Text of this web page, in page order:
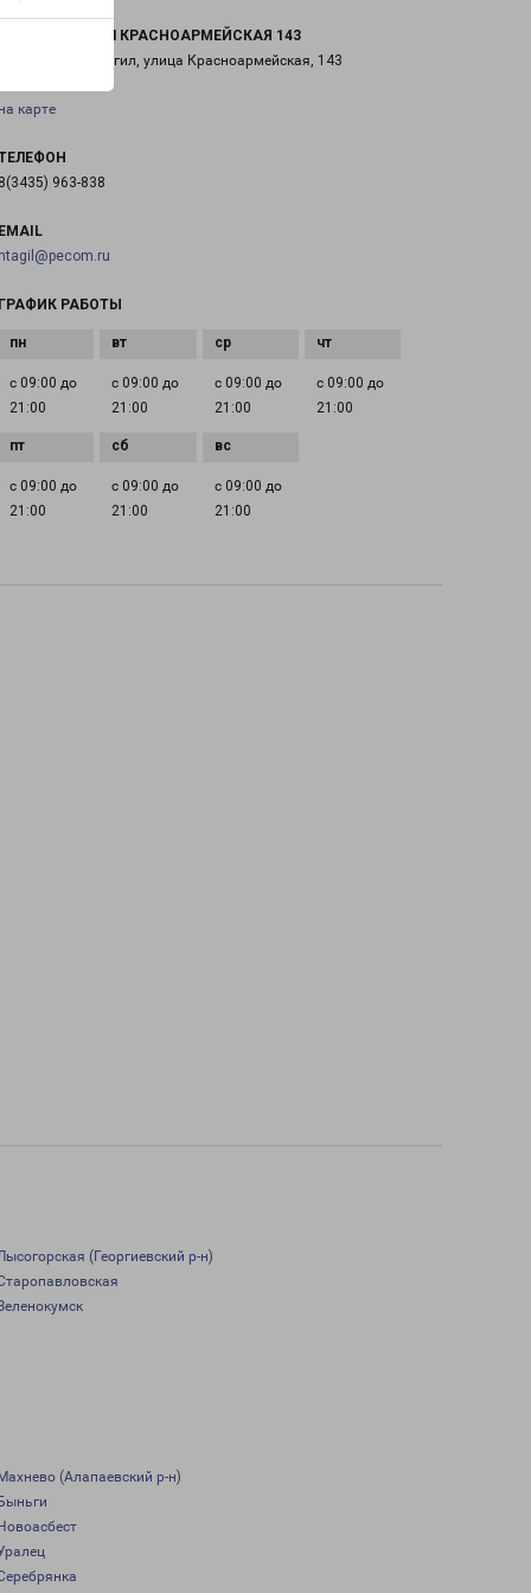
ТАГИЛ КРАСНОАРМЕЙСКАЯ 143
Нижний Тагил, улица Красноармейская, 143
карте
963-838
РАБОТЫ
с 09:00 до
21:00
с 09:00 до
21:00
с 09:00 до
21:00
с 09:00 до
21:00
с 09:00 до
21:00
с 09:00 до
21:00
с 09:00 до
21:00
(Георгиевский р-н)
(Алапаевский р-н)